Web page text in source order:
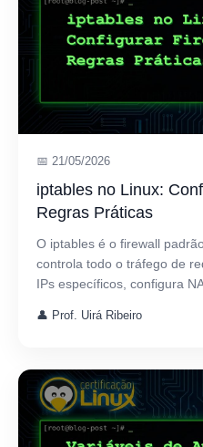
📅 21/05/2026
iptables no Linux:
Regras Práticas
O iptables é o firewall
controla todo o tráfego de
IPs específicos, configura
👤 Prof. Uirá Ribeiro